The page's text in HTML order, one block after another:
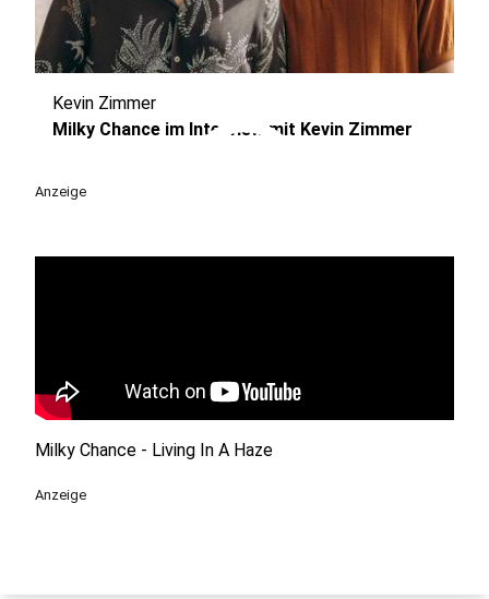
play_circle
Kevin Zimmer
Milky Chance im Interview mit Kevin Zimmer
Anzeige
Milky Chance - Living In A Haze
Anzeige